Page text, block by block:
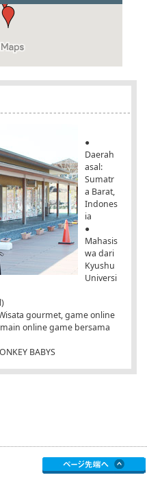
●
Daerah
asal:
Sumatr
a Barat,
Indones
ia
●
Mahasis
wa dari
Kyushu
Universi
gourmet, game online
online game bersama
BABYS